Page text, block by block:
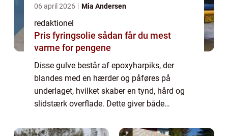
06 april 2026 Mia Andersen
redaktionel
Pris fyringsolie sådan får du mest
varme for pengene
Disse gulve består af epoxyharpiks, der
blandes med en hærder og påføres på
underlaget, hvilket skaber en tynd, hård og
slidstærk overflade. Dette giver både
badeværelse. Hovedårsagen til, at mange